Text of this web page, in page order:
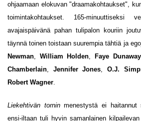
ohjaamaan elokuvan "draamakohtaukset",
toimintakohtaukset. 165-minuuttiseksi
avajaispäivänä pahan tulipalon kouriin
täynnä toinen toistaan suurempia tähtiä ja
Newman, William Holden, Faye Dunaway
Chamberlain, Jennifer Jones,O.J.
Robert Wagner.
Liekehtivän torninmenestystä ei haitannut
ensi-iltaan tuli hyvin samanlainen